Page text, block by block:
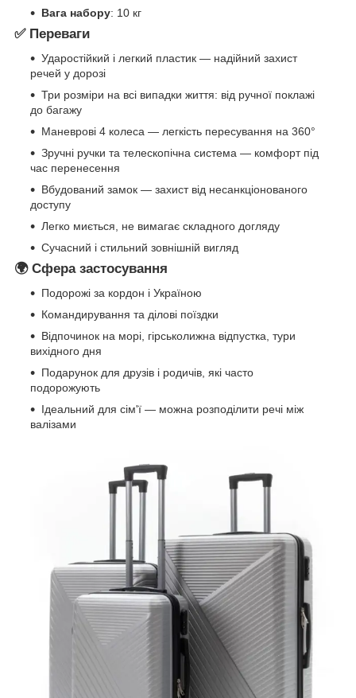
Вага набору: 10 кг
✅ Переваги
Ударостійкий і легкий пластик — надійний захист
речей у дорозі
Три розміри на всі випадки життя: від ручної поклажі
до багажу
Маневрові 4 колеса — легкість пересування на 360°
Зручні ручки та телескопічна система — комфорт під
час перенесення
Вбудований замок — захист від несанкціонованого
доступу
Легко миється, не вимагає складного догляду
Сучасний і стильний зовнішній вигляд
🌍 Сфера застосування
Подорожі за кордон і Україною
Командирування та ділові поїздки
Відпочинок на морі, гірськолижна відпустка, тури
вихідного дня
Подарунок для друзів і родичів, які часто
подорожують
Ідеальний для сім'ї — можна розподілити речі між
валізами